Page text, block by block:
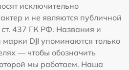
исключительно
и не являются публичной
437 ГК РФ. Названия и
марки DJI упоминаются только
— чтобы обозначить
мы работаем. Наша